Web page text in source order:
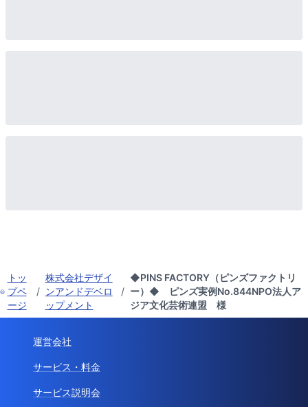
トッ
プペ
ージ
/
株式会社デザイ
ンアンドデベロ
ップメント
/
◆PINS FACTORY（ピンズファクトリ
ー）◆ ピンズ実例No.844NPO法人ア
ジア文化芸術連盟 様
運営会社
サービス・料金
サービス説明会